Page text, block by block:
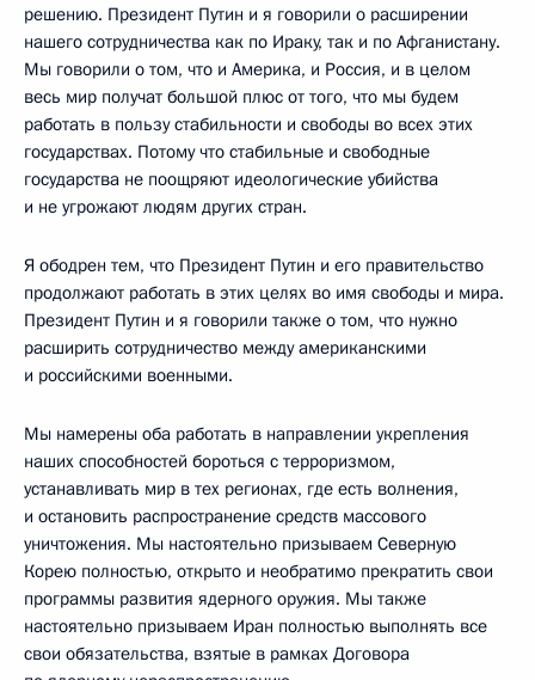
решению. Президент Путин и я говорили о расширении
нашего сотрудничества как по Ираку, так и по Афганистану.
Мы говорили о том, что и Америка, и Россия, и в целом
весь мир получат большой плюс от того, что мы будем
работать в пользу стабильности и свободы во всех этих
государствах. Потому что стабильные и свободные
государства не поощряют идеологические убийства
и не угрожают людям других стран.
Я ободрен тем, что Президент Путин и его правительство
продолжают работать в этих целях во имя свободы и мира.
Президент Путин и я говорили также о том, что нужно
расширить сотрудничество между американскими
и российскими военными.
Мы намерены оба работать в направлении укрепления
наших способностей бороться с терроризмом,
устанавливать мир в тех регионах, где есть волнения,
и остановить распространение средств массового
уничтожения. Мы настоятельно призываем Северную
Корею полностью, открыто и необратимо прекратить свои
программы развития ядерного оружия. Мы также
настоятельно призываем Иран полностью выполнять все
свои обязательства, взятые в рамках Договора